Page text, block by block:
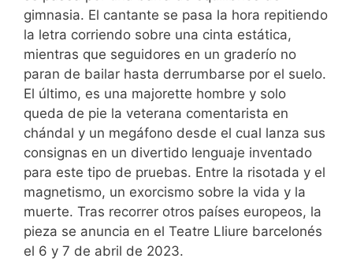
gimnasia. El cantante se pasa la hora repitiendo
la letra corriendo sobre una cinta estática,
mientras que seguidores en un graderío no
paran de bailar hasta derrumbarse por el suelo.
El último, es una majorette hombre y solo
queda de pie la veterana comentarista en
chándal y un megáfono desde el cual lanza sus
consignas en un divertido lenguaje inventado
para este tipo de pruebas. Entre la risotada y el
magnetismo, un exorcismo sobre la vida y la
muerte. Tras recorrer otros países europeos, la
pieza se anuncia en el Teatre Lliure barcelonés
el 6 y 7 de abril de 2023.